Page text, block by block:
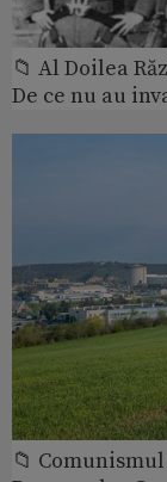
📁 Al Doilea
De ce nu au
📁